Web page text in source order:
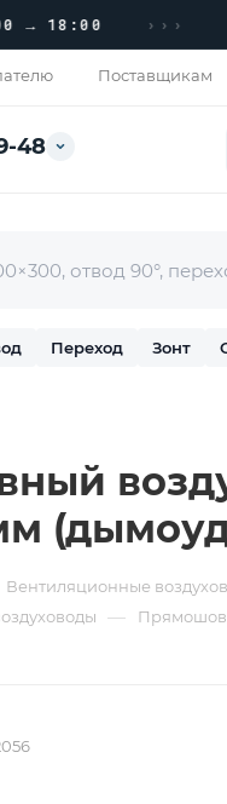
›››
Поставщикам
48
Переход Зонт
Вентиляционные
—